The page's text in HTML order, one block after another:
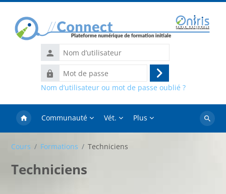
Nom
d’utilisateur
Mot
de
Connexion
Nom d’utilisateur ou mot de passe oublié ?
Communauté Vét. Plus
Cours Formations Techniciens
Techniciens